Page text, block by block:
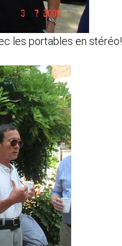
les portables en stéréo!